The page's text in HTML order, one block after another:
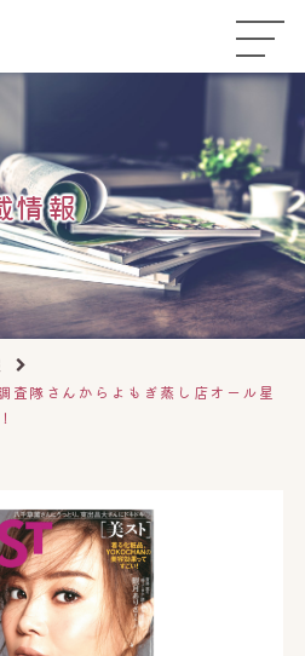
▼
▼
情報
査隊さんからよもぎ蒸し店オール星